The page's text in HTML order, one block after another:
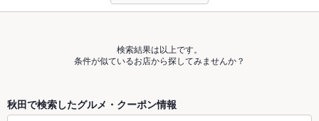
検索結果は以上です。
条件が似ているお店から探してみませんか？
秋田で検索したグルメ・クーポン情報